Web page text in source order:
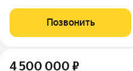
сочетании современного
данном проекте Тикканен
Позвонить
4 500 000 ₽